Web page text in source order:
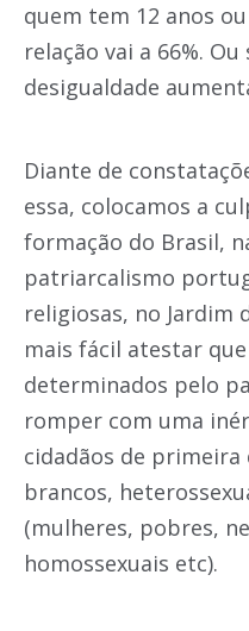
quem tem 12 anos
relação vai a 66%.
desigualdade
Diante de
essa, colocamos a
formação do Brasil,
patriarcalismo
religiosas, no Jardim
mais fácil atestar
determinados pelo
romper com uma
cidadãos de primeira
brancos,
(mulheres, pobres,
homossexuais etc).